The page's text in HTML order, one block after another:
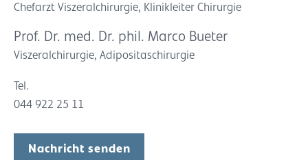
Chefarzt Viszeralchirurgie, Klinikleiter Chirurgie
Prof. Dr. med. Dr. phil. Marco Bueter
Viszeralchirurgie, Adipositaschirurgie
Tel.
044 922 25 11
Nachricht senden